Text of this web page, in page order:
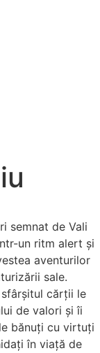
semnat de Vali
un ritm alert și
aventurilor
sale.
cărții le
de valori și îi
bănuți cu virtuți
în viață de